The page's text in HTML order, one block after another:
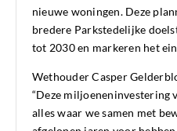
nieuwe woningen. Deze
bredere Parkstedelijke
tot 2030 en markeren het
Wethouder Casper
“Deze miljoeneninvestering
alles waar we samen met